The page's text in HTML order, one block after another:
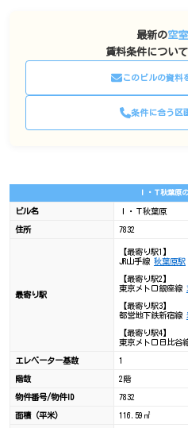
最新の空
賃料条件につい
このビルの資料
条件に合う区
Ｉ・Ｔ秋葉原
ビル名 Ｉ・Ｔ秋葉原
住所 7832
最寄り駅
【最寄り駅1】
JR山手線 秋葉原駅
【最寄り駅2】
東京メトロ銀座線
【最寄り駅3】
都営地下鉄新宿線
【最寄り駅4】
東京メトロ日比谷
エレベーター基数 1
階数 2階
物件番号/物件ID 7832
面積（平米） 116.59㎡